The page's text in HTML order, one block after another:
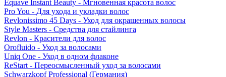
Equave Instant Beauty - Мгновенная красота волос
Pro You - Для ухода и укладки волос
Revlonissimo 45 Days - Уход для окрашенных волосы
Style Masters - Средства для стайлинга
Revlon - Красители для волос
Orofluido - Уход за волосами
Uniq One - Уход в одном флаконе
ReStart - Переосмысленный уход за волосами
Schwarzkopf Professional (Германия)